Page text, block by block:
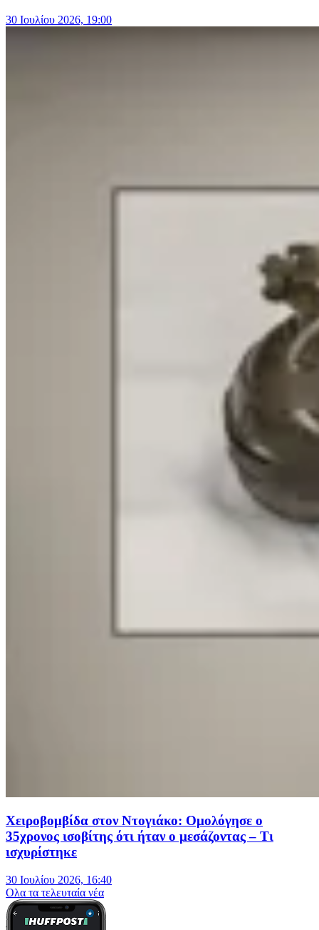
30 Ιουλίου 2026, 19:00
Χειροβομβίδα στον Ντογιάκο: Ομολόγησε ο
35χρονος ισοβίτης ότι ήταν ο μεσάζοντας – Τι
ισχυρίστηκε
30 Ιουλίου 2026, 16:40
Oλα τα τελευταία νέα